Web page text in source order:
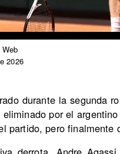
Web
2026
durante la segunda
por el
partido, pero finalmente